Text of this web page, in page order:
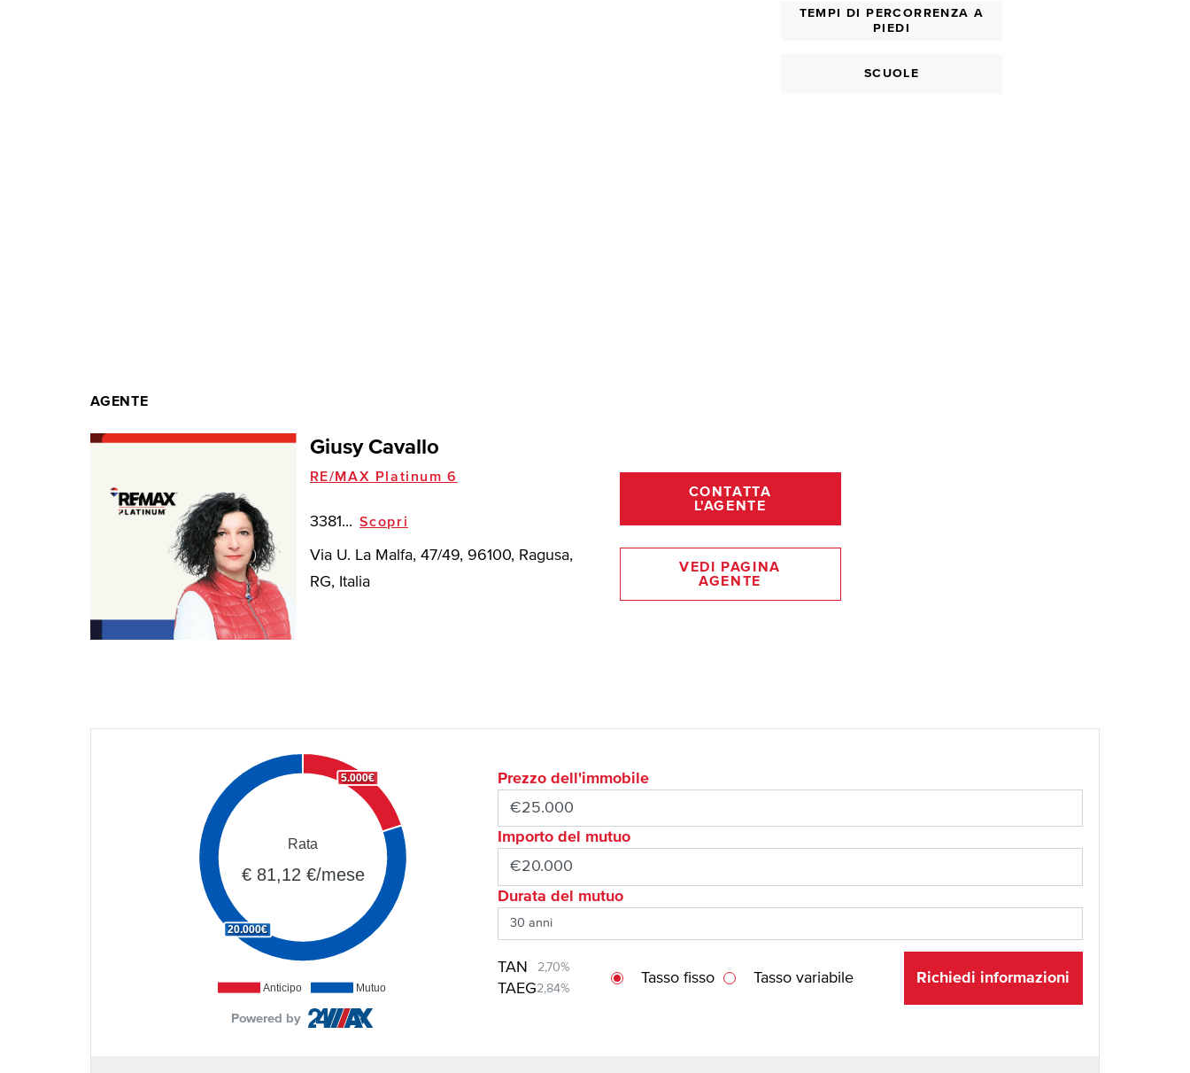
TEMPI DI PERCORRENZA A
PIEDI
SCUOLE
AGENTE
Giusy Cavallo
RE/MAX Platinum 6
3381... Scopri
Via U. La Malfa, 47/49, 96100, Ragusa,
RG, Italia
CONTATTA
L'AGENTE
VEDI PAGINA
AGENTE
Anticipo Mutuo
5.000€
20.000€
Rata
€ 81,12 €/mese
Powered by
Prezzo dell'immobile
Importo del mutuo
Durata del mutuo
TAN 2,70%
TAEG2,84%
Tasso fisso Tasso variabile Richiedi informazioni